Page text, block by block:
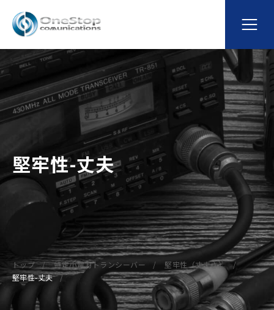
堅牢性-丈夫
トップ 特定小電力トランシーバー
堅牢性（丈夫さ）
堅牢性-丈夫